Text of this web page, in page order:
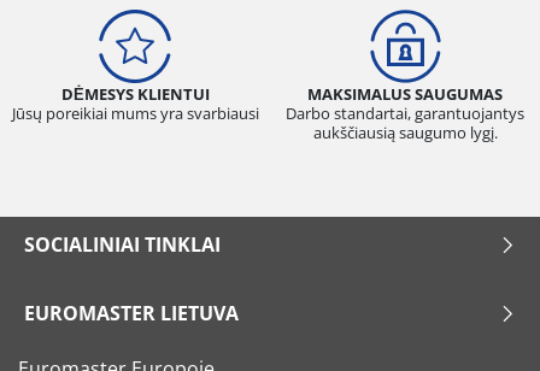
DĖMESYS KLIENTUI
Jūsų poreikiai mums yra svarbiausi
MAKSIMALUS SAUGUMAS
Darbo standartai, garantuojantys
aukščiausią saugumo lygį.
SOCIALINIAI TINKLAI
EUROMASTER LIETUVA